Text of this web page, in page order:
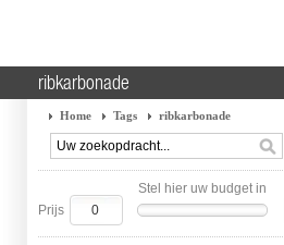
ribkarbonade
Home Tags ribkarbonade
Stel hier uw budget in
Prijs